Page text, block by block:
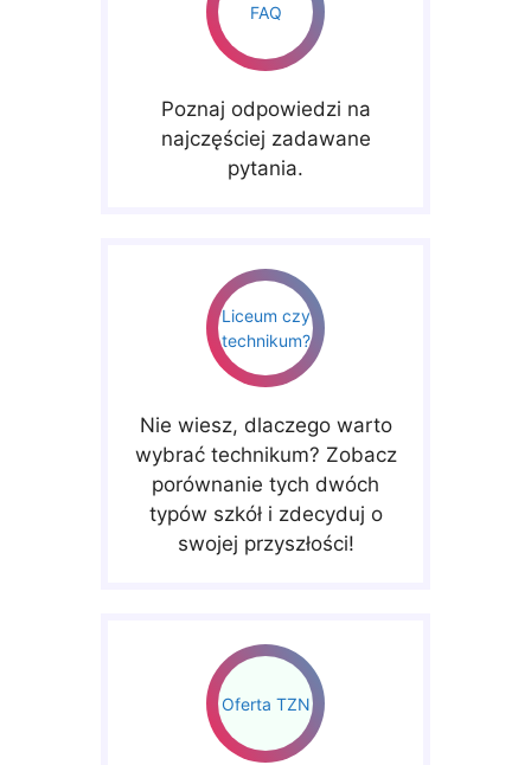
FAQ
Poznaj odpowiedzi na
najczęściej zadawane
pytania.
Liceum czy
technikum?
Nie wiesz, dlaczego warto
wybrać technikum? Zobacz
porównanie tych dwóch
typów szkół i zdecyduj o
swojej przyszłości!
Oferta TZN